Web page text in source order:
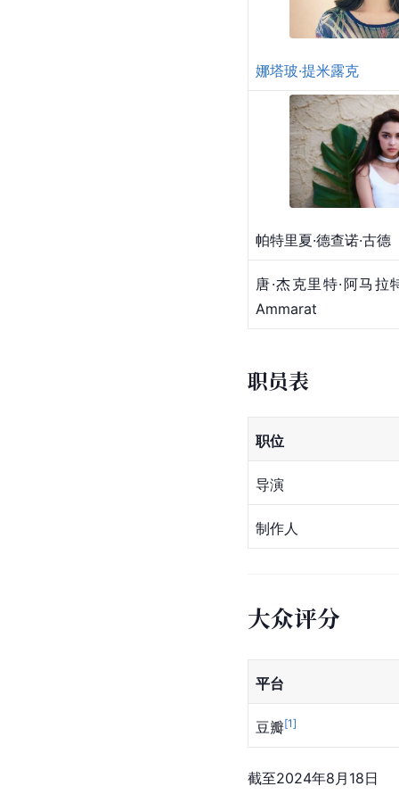
娜塔玻·提米露克
帕特里夏·德查诺·古德
唐·杰克里特·阿马
Ammarat
职员表
职位
导演
制作人
大众评分
平台
豆瓣[1]
截至2024年8月18日